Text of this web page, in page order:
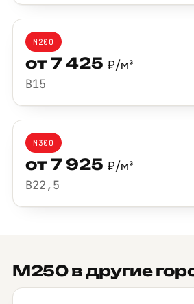
М200
от 7 425 ₽/м³
B15
М300
от 7 925 ₽/м³
B22,5
М250 в другие